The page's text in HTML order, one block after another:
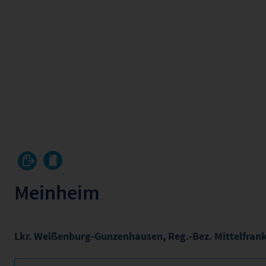
Meinheim
Lkr. Weißenburg-Gunzenhausen, Reg.-Bez.